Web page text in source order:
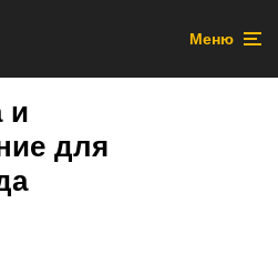
Меню
и
для